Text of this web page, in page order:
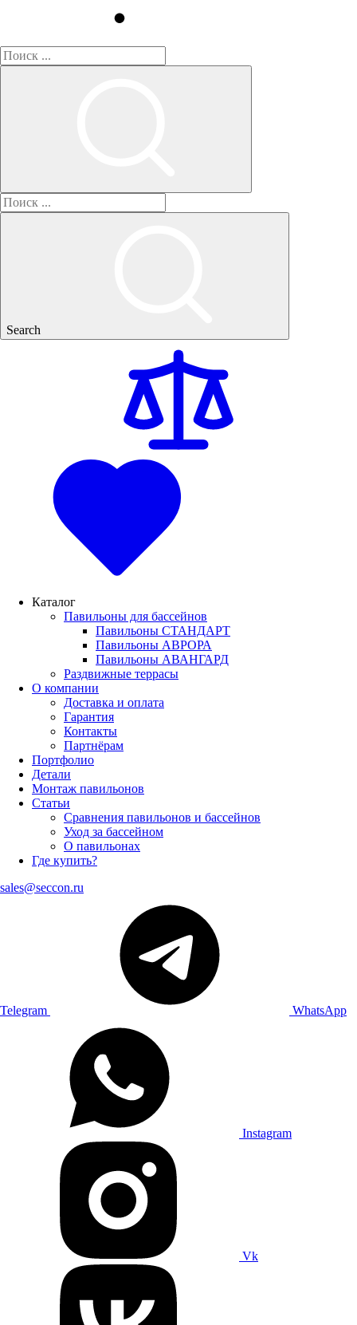
Search
Каталог
Павильоны для бассейнов
Павильоны СТАНДАРТ
Павильоны АВРОРА
Павильоны АВАНГАРД
Раздвижные террасы
О компании
Доставка и оплата
Гарантия
Контакты
Партнёрам
Портфолио
Детали
Монтаж павильонов
Статьи
Сравнения павильонов и бассейнов
Уход за бассейном
О павильонах
Где купить?
sales@seccon.ru
Telegram WhatsApp
Instagram
Vk